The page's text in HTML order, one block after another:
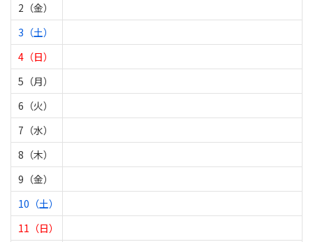
2（金）
3（土）
4（日）
5（月）
6（火）
7（水）
8（木）
9（金）
10（土）
11（日）